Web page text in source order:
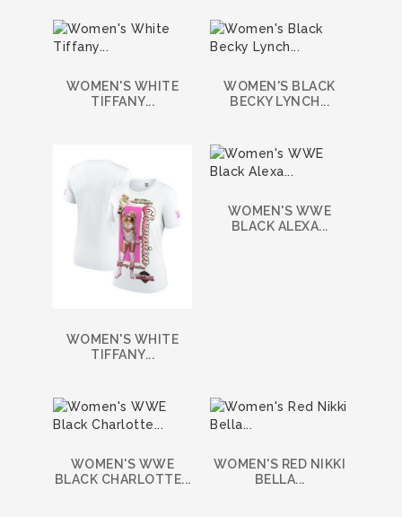
WOMEN'S WHITE
TIFFANY...
WOMEN'S BLACK
BECKY LYNCH...
WOMEN'S WHITE
TIFFANY...
WOMEN'S WWE
BLACK ALEXA...
WOMEN'S WWE
BLACK CHARLOTTE...
WOMEN'S RED NIKKI
BELLA...